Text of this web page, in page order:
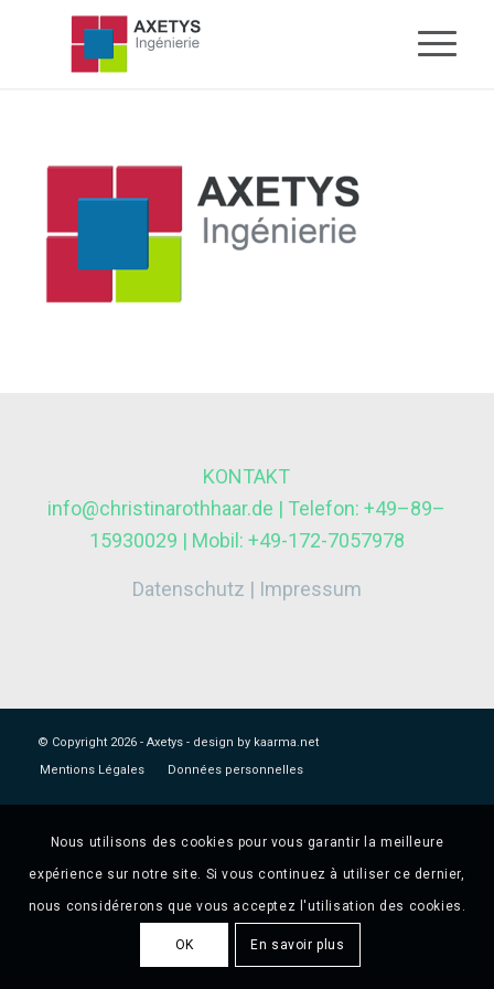
KONTAKT
info@christinarothhaar.de | Telefon: +49–89–
15930029 | Mobil: +49-172-7057978
Datenschutz | Impressum
© Copyright 2026 - Axetys - design by kaarma.net
Mentions Légales
Données personnelles
Nous utilisons des cookies pour vous garantir la meilleure
expérience sur notre site. Si vous continuez à utiliser ce dernier,
nous considérerons que vous acceptez l'utilisation des cookies.
OK En savoir plus